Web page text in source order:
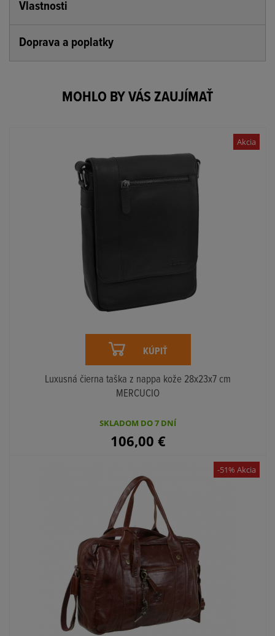
Vlastnosti
Doprava a poplatky
MOHLO BY VÁS ZAUJÍMAŤ
KÚPIŤ
Luxusná čierna taška z nappa kože 28x23x7 cm
MERCUCIO
SKLADOM DO 7 DNÍ
106,00 €
Akcia
-51% Akcia